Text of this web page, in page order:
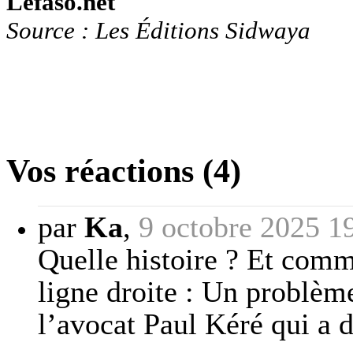
Source : Les Éditions Sidwaya
Vos réactions (4)
par Ka, 9 octobre 2025
Quelle histoire ? Et
ligne droite : Un
l’avocat Paul Kéré qui a